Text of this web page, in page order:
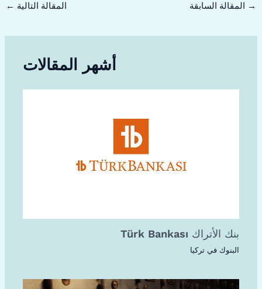
→ المقالة السابقة المقالة التالية ←
أشهر المقالات
بنك الأتراك Türk Bankası
البنوك في تركيا